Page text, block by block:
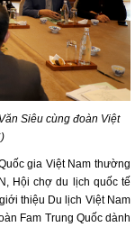
Siêu cùng đoàn Việt
gia Việt Nam thường
Hội chợ du lịch quốc tế
thiệu Du lịch Việt Nam
Fam Trung Quốc dành